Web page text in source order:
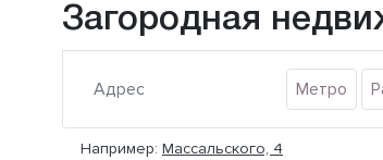
Загородная
Например: Массальского, 4
Метро